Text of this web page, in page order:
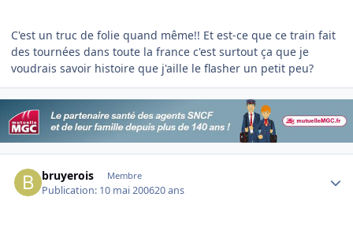
C'est un truc de folie quand même!! Et est-ce que ce train fait
des tournées dans toute la france c'est surtout ça que je
voudrais savoir histoire que j'aille le flasher un petit peu?
bruyerois Membre
Publication: 10 mai 200620 ans